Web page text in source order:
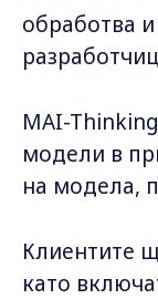
обработва
MAI-
модели в
на модела,
Клиентите
като